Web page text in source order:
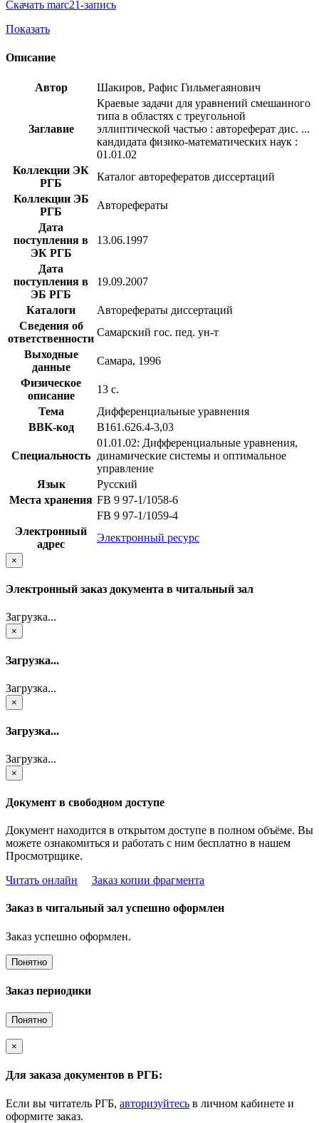
Скачать marc21-запись
Показать
Описание
Автор Шакиров, Рафис Гильмегаянович
Заглавие
Краевые задачи для уравнений смешанного
типа в областях с треугольной
эллиптической частью : автореферат дис. ...
кандидата физико-математических наук :
01.01.02
Коллекции ЭК
РГБ
Каталог авторефератов диссертаций
Коллекции ЭБ
РГБ
Авторефераты
Дата
поступления в
ЭК РГБ
13.06.1997
Дата
поступления в
ЭБ РГБ
19.09.2007
Каталоги
Авторефераты диссертаций
Сведения об
ответственности
Самарский гос. пед. ун-т
Выходные
данные
Самара, 1996
Физическое
описание
13 с.
Тема
Дифференциальные уравнения
BBK-код
В161.626.4-3,03
Специальность
01.01.02: Дифференциальные уравнения,
динамические системы и оптимальное
управление
Язык
Русский
Места хранения FB 9 97-1/1058-6
FB 9 97-1/1059-4
Электронный
адрес
Электронный ресурс
×
Электронный заказ документа в читальный зал
Загрузка...
×
Загрузка...
Загрузка...
×
Загрузка...
Загрузка...
×
Документ в свободном доступе
Документ находится в открытом доступе в полном объёме. Вы
можете ознакомиться и работать с ним бесплатно в нашем
Просмотрщике.
Читать онлайн
Заказ копии фрагмента
Заказ в читальный зал успешно оформлен
Заказ успешно оформлен.
Понятно
Заказ периодики
Понятно
×
Для заказа документов в РГБ:
Если вы читатель РГБ, авторизуйтесь в личном кабинете и
оформите заказ.